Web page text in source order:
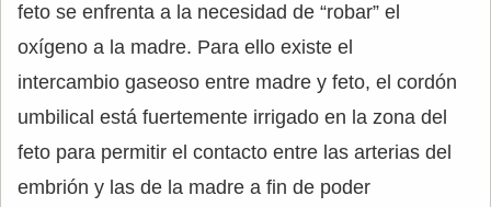
feto se enfrenta a la necesidad de “robar” el
oxígeno a la madre. Para ello existe el
intercambio gaseoso entre madre y feto, el cordón
umbilical está fuertemente irrigado en la zona del
feto para permitir el contacto entre las arterias del
embrión y las de la madre a fin de poder